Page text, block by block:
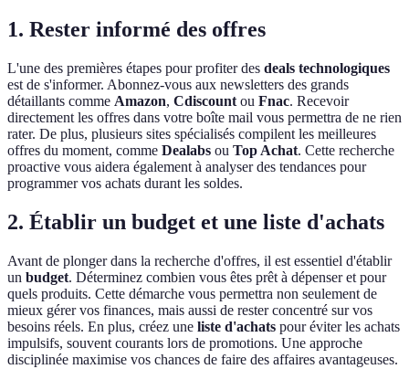
1. Rester informé des offres
L'une des premières étapes pour profiter des deals technologiques
est de s'informer. Abonnez-vous aux newsletters des grands
détaillants comme Amazon, Cdiscount ou Fnac. Recevoir
directement les offres dans votre boîte mail vous permettra de ne rien
rater. De plus, plusieurs sites spécialisés compilent les meilleures
offres du moment, comme Dealabs ou Top Achat. Cette recherche
proactive vous aidera également à analyser des tendances pour
programmer vos achats durant les soldes.
2. Établir un budget et une liste d'achats
Avant de plonger dans la recherche d'offres, il est essentiel d'établir
un budget. Déterminez combien vous êtes prêt à dépenser et pour
quels produits. Cette démarche vous permettra non seulement de
mieux gérer vos finances, mais aussi de rester concentré sur vos
besoins réels. En plus, créez une liste d'achats pour éviter les achats
impulsifs, souvent courants lors de promotions. Une approche
disciplinée maximise vos chances de faire des affaires avantageuses.